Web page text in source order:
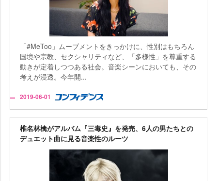
「#MeToo」ムーブメントをきっかけに、性別はもちろん
国境や宗教、セクシャリティなど、「多様性」を尊重する
動きが定着しつつある社会。音楽シーンにおいても、その
考えが浸透。今年開...
2019-06-01
椎名林檎がアルバム『三毒史』を発売、6人の男たちとの
デュエット曲に見る音楽性のルーツ